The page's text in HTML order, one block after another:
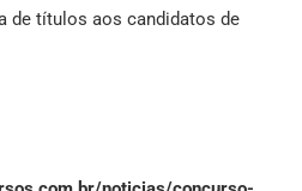
de títulos aos candidatos de